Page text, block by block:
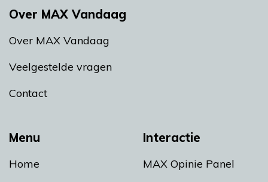
Menu
Home
Interactie
MAX Opinie Panel
Over MAX Vandaag
Over MAX Vandaag
Veelgestelde vragen
Contact